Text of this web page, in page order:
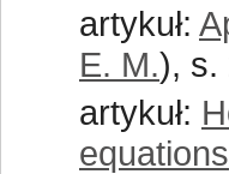
artykuł:
E. M.), s.
artykuł:
equations